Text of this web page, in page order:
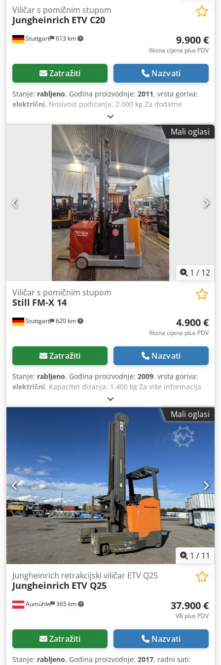
Stuttgart 613 km
Viličar s pomičnim stupom
Jungheinrich ETV C20
9.900 €
fiksna cijena plus PDV
Zatražiti Nazvati
Stanje: rabljeno, Godina proizvodnje: 2011, vrsta goriva:
električni, Nosivost podizanja: 2.000 kg Za dodatne
informacije obratite se Centru za rabljene uređaje. Codpfx
Aijzflr Toporf
Mali oglasi
1 / 12
Stuttgart 620 km
Viličar s pomičnim stupom
Still FM-X 14
4.900 €
fiksna cijena plus PDV
Zatražiti Nazvati
Stanje: rabljeno, Godina proizvodnje: 2009, vrsta goriva:
električni, Kapacitet dizanja: 1.400 kg Za više informacija
obratite se centru rabljenih uređaja. Cedpfx Aiozfn Ideporf
Mali oglasi
1 / 11
Aumühle 365 km
Jungheinrich retrakcijski viličar ETV Q25
Jungheinrich ETV Q25
37.900 €
VB plus PDV
Zatražiti Nazvati
Stanje: rabljeno, Godina proizvodnje: 2017, radni sati: